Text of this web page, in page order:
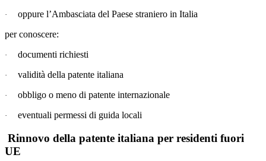
·
oppure l’Ambasciata del Paese straniero in Italia
per conoscere:
· documenti richiesti
· validità della patente italiana
· obbligo o meno di patente internazionale
· eventuali permessi di guida locali
Rinnovo della patente italiana per residenti fuori
UE